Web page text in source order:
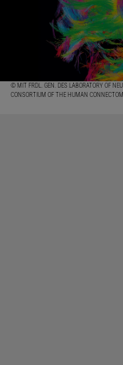
© MIT FRDL. GEN. DES LABORATORY OF
CONSORTIUM OF THE HUMAN